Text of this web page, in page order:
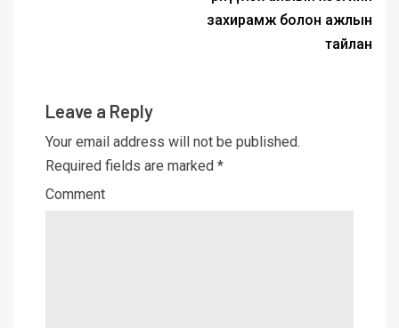
захирамж болон ажлын
тайлан
Leave a Reply
Your email address will not be published.
Required fields are marked *
Comment